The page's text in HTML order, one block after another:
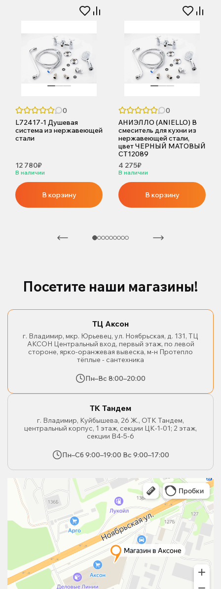
0
L72417-1 Душевая
система из нержавеющей
стали
12 780₽
В наличии
В корзину
0
АНИЭЛЛО (ANIELLO) B
смеситель для кухни из
нержавеющей стали,
цвет ЧЕРНЫЙ МАТОВЫЙ
CT12089
4 275₽
В наличии
В корзину
Посетите наши магазины!
ТЦ Аксон
г. Владимир, мкр. Юрьевец, ул. Ноябрьская, д. 131, ТЦ
АКСОН Центральный вход, первый этаж, по левой
стороне, ярко-оранжевая вывеска, м-н Протепло
тёплые - сантехника
Пн–Вс 8:00–20:00
ТК Тандем
г. Владимир, Куйбышева, 26 Ж., ОТК Тандем,
центральный корпус, 1 этаж, секции ЦК-1-01; 2 этаж,
секции В4-5-6
Пн–Сб 9:00–19:00 Вс 9:00–17:00